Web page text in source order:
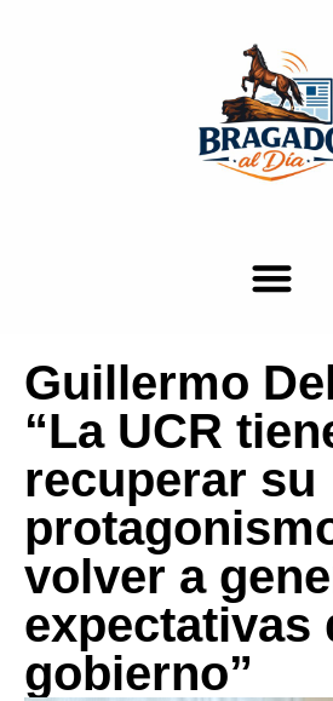
Guillermo
“La UCR
recuperar su
volver a
expectativas
gobierno”